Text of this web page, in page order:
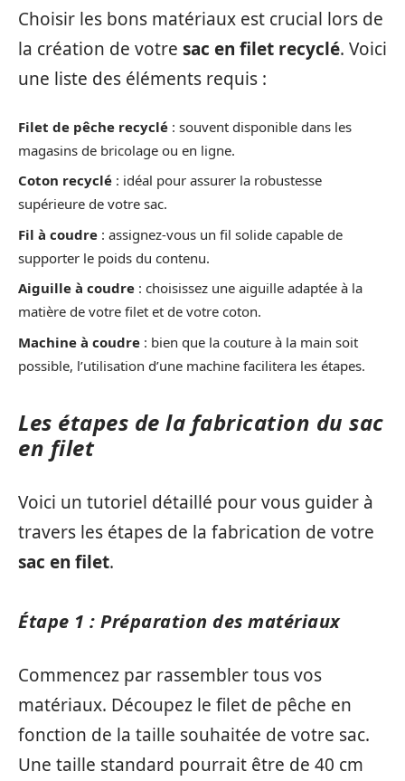
Choisir les bons matériaux est crucial lors de
la création de votre sac en filet recyclé. Voici
une liste des éléments requis :
Filet de pêche recyclé : souvent disponible dans les
magasins de bricolage ou en ligne.
Coton recyclé : idéal pour assurer la robustesse
supérieure de votre sac.
Fil à coudre : assignez-vous un fil solide capable de
supporter le poids du contenu.
Aiguille à coudre : choisissez une aiguille adaptée à la
matière de votre filet et de votre coton.
Machine à coudre : bien que la couture à la main soit
possible, l’utilisation d’une machine facilitera les étapes.
Les étapes de la fabrication du sac
en filet
Voici un tutoriel détaillé pour vous guider à
travers les étapes de la fabrication de votre
sac en filet.
Étape 1 : Préparation des matériaux
Commencez par rassembler tous vos
matériaux. Découpez le filet de pêche en
fonction de la taille souhaitée de votre sac.
Une taille standard pourrait être de 40 cm